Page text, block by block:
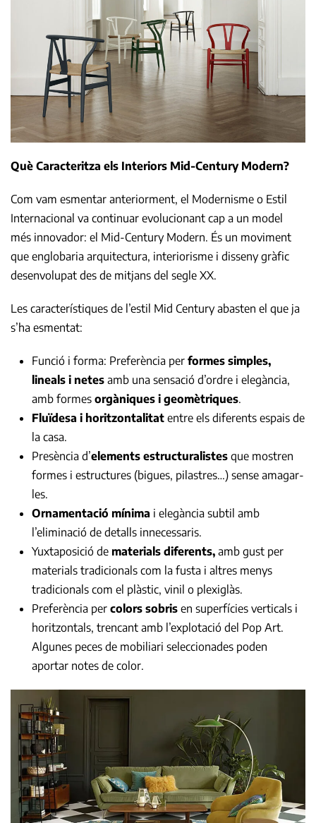
Què Caracteritza els Interiors Mid-Century Modern?
Com vam esmentar anteriorment, el Modernisme o Estil
Internacional va continuar evolucionant cap a un model
més innovador: el Mid-Century Modern. És un moviment
que englobaria arquitectura, interiorisme i disseny gràfic
desenvolupat des de mitjans del segle XX.
Les característiques de l’estil Mid Century abasten el que ja
s’ha esmentat:
Funció i forma: Preferència per formes simples,
lineals i netes amb una sensació d’ordre i elegància,
amb formes orgàniques i geomètriques.
Fluïdesa i horitzontalitat entre els diferents espais de
la casa.
Presència d’elements estructuralistes que mostren
formes i estructures (bigues, pilastres…) sense amagar-
les.
Ornamentació mínima i elegància subtil amb
l’eliminació de detalls innecessaris.
Yuxtaposició de materials diferents, amb gust per
materials tradicionals com la fusta i altres menys
tradicionals com el plàstic, vinil o plexiglàs.
Preferència per colors sobris en superfícies verticals i
horitzontals, trencant amb l’explotació del Pop Art.
Algunes peces de mobiliari seleccionades poden
aportar notes de color.